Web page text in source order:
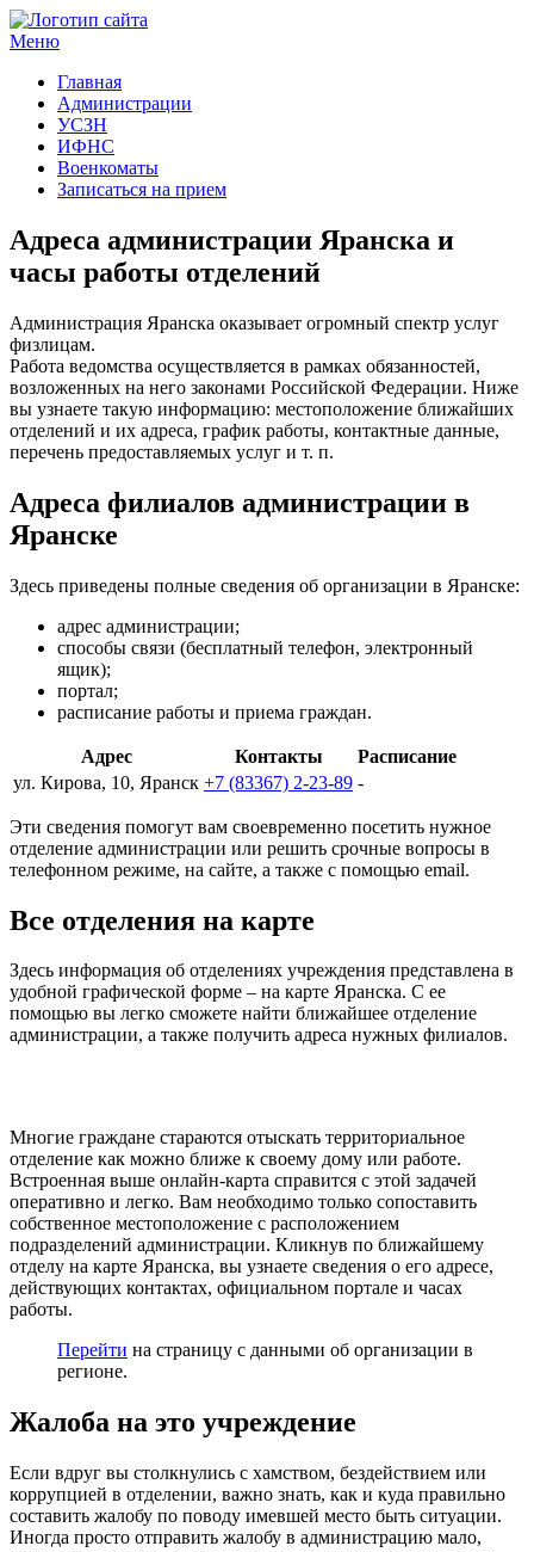
Меню
Главная
Администрации
УСЗН
ИФНС
Военкоматы
Записаться на прием
Адреса администрации Яранска и
часы работы отделений
Администрация Яранска оказывает огромный спектр услуг
физлицам.
Работа ведомства осуществляется в рамках обязанностей,
возложенных на него законами Российской Федерации. Ниже
вы узнаете такую информацию: местоположение ближайших
отделений и их адреса, график работы, контактные данные,
перечень предоставляемых услуг и т. п.
Адреса филиалов администрации в
Яранске
Здесь приведены полные сведения об организации в Яранске:
адрес администрации;
способы связи (бесплатный телефон, электронный
ящик);
портал;
расписание работы и приема граждан.
Адрес Контакты
Расписание
ул. Кирова, 10, Яранск +7 (83367) 2-23-89 -
Эти сведения помогут вам своевременно посетить нужное
отделение администрации или решить срочные вопросы в
телефонном режиме, на сайте, а также с помощью email.
Все отделения на карте
Здесь информация об отделениях учреждения представлена в
удобной графической форме – на карте Яранска. С ее
помощью вы легко сможете найти ближайшее отделение
администрации, а также получить адреса нужных филиалов.
Многие граждане стараются отыскать территориальное
отделение как можно ближе к своему дому или работе.
Встроенная выше онлайн-карта справится с этой задачей
оперативно и легко. Вам необходимо только сопоставить
собственное местоположение с расположением
подразделений администрации. Кликнув по ближайшему
отделу на карте Яранска, вы узнаете сведения о его адресе,
действующих контактах, официальном портале и часах
работы.
Перейти на страницу с данными об организации в
регионе.
Жалоба на это учреждение
Если вдруг вы столкнулись с хамством, бездействием или
коррупцией в отделении, важно знать, как и куда правильно
составить жалобу по поводу имевшей место быть ситуации.
Иногда просто отправить жалобу в администрацию мало,